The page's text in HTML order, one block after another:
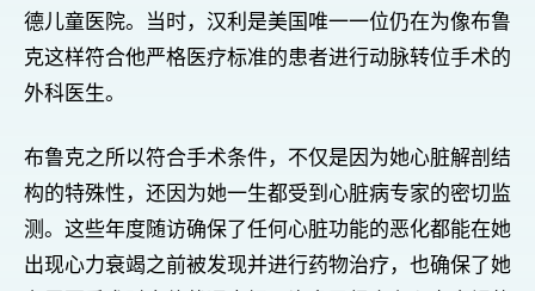
德儿童医院。当时，汉利是美国唯一一位仍在为像布鲁
克这样符合他严格医疗标准的患者进行动脉转位手术的
外科医生。
布鲁克之所以符合手术条件，不仅是因为她心脏解剖结
构的特殊性，还因为她一生都受到心脏病专家的密切监
测。这些年度随访确保了任何心脏功能的恶化都能在她
出现心力衰竭之前被发现并进行药物治疗，也确保了她